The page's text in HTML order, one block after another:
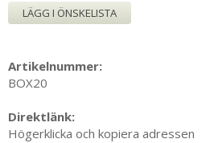
LÄGG I ÖNSKELISTA
Artikelnummer:
BOX20
Direktlänk:
Högerklicka och kopiera adressen